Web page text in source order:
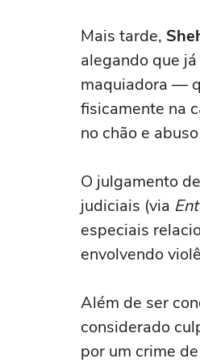
Mais tarde,
alegando que
maquiadora —
fisicamente na
no chão e
O julgamento de
judiciais (via
especiais
envolvendo
Além de ser
considerado
por um crime